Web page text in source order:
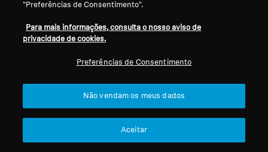
Helpful? (1) (0)
Ambéo Max
Guil51
très bon produit, le son est parfait, pas utile
d'utiliser en complément une enceinte pour les
basses, connections suffisante
"Preferências de Consentimento".
Para mais informações, consulta o nosso aviso de
privacidade de cookies.
Preferências de Consentimento
Não vendam os meus dados
Aceitar